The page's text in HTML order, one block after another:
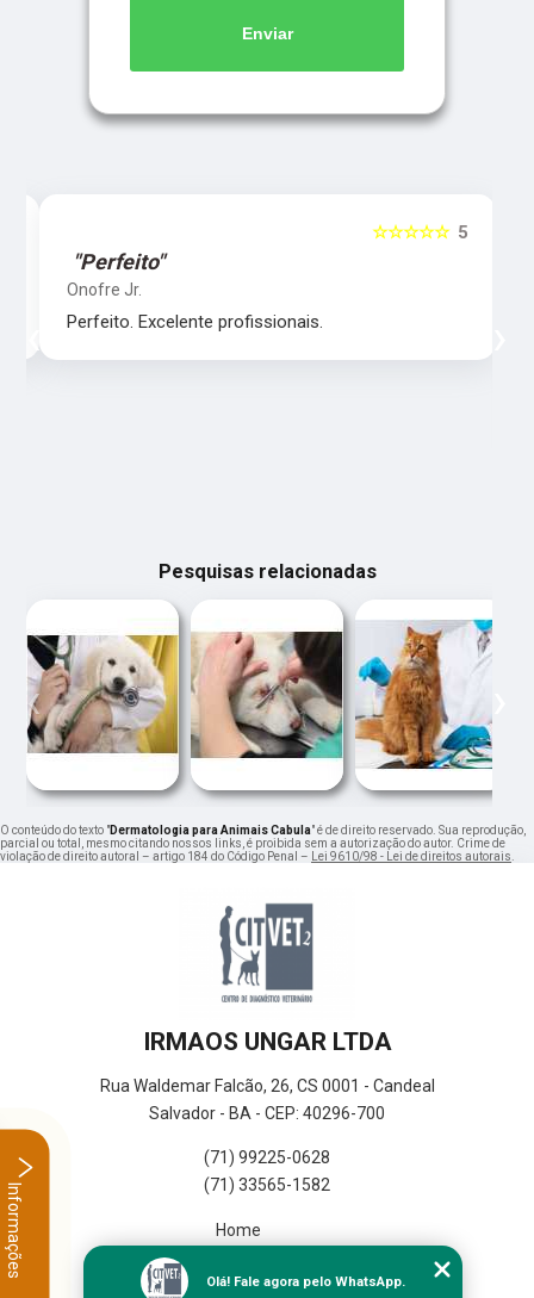
Enviar
5
☆☆☆☆☆
"Perfeito"
Onofre Jr.
Perfeito. Excelente profissionais.
‹
Pesquisas relacionadas
‹ ›
O conteúdo do texto "Dermatologia para Animais Cabula" é de direito reservado. Sua reprodução,
parcial ou total, mesmo citando nossos links, é proibida sem a autorização do autor. Crime de
violação de direito autoral – artigo 184 do Código Penal –
Lei 9610/98 - Lei de direitos autorais
IRMAOS UNGAR LTDA
Rua Waldemar Falcão, 26, CS 0001 - Candeal
Salvador - BA - CEP: 40296-700
(71) 99225-0628
(71) 33565-1582
Home
Missão
Olá! Fale agora pelo WhatsApp.
Informações